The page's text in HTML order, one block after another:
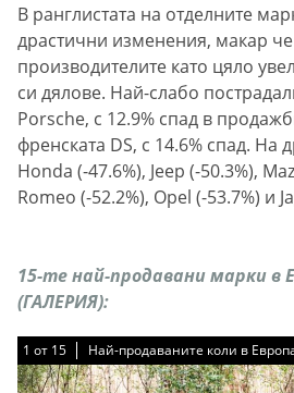
В ранглистата на отделните
драстични изменения, макар
производителите като цяло
си дялове. Най-слабо
Porsche, с 12.9% спад в
френската DS, с 14.6% спад. На
Honda (-47.6%), Jeep (-50.3%),
Romeo (-52.2%), Opel (-53.7%) и
15-те най-продавани марки в
(ГАЛЕРИЯ):
1 от 15 Най-продаваните коли в
1 от 15 Най-продаваните коли в
1 от 15 Най-продаваните коли в
1 от 15 Най-продаваните коли в
1 от 15 Най-продаваните коли в
1 от 15 Най-продаваните коли в
1 от 15 Най-продаваните коли в
1 от 15 Най-продаваните коли в
1 от 15 Най-продаваните коли в
1 от 15 Най-продаваните коли в
1 от 15 Най-продаваните коли в
1 от 15 Най-продаваните коли в
1 от 15 Най-продаваните коли в
1 от 15 Най-продаваните коли в
1 от 15 Най-продаваните коли в